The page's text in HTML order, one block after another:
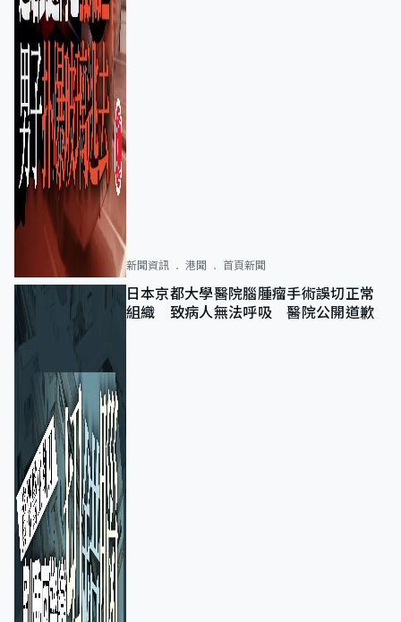
新聞資訊 港聞 首頁新聞
日本京都大學醫院腦腫瘤手術誤切正常
組織 致病人無法呼吸 醫院公開道歉